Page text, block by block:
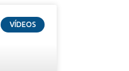
VÍDEOS